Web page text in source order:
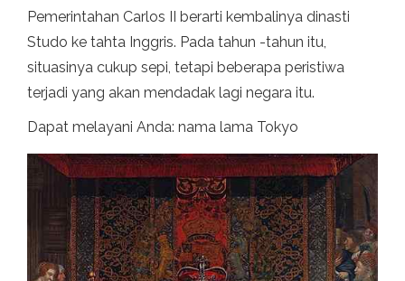
Pemerintahan Carlos II berarti kembalinya dinasti
Studo ke tahta Inggris. Pada tahun -tahun itu,
situasinya cukup sepi, tetapi beberapa peristiwa
terjadi yang akan mendadak lagi negara itu.
Dapat melayani Anda: nama lama Tokyo